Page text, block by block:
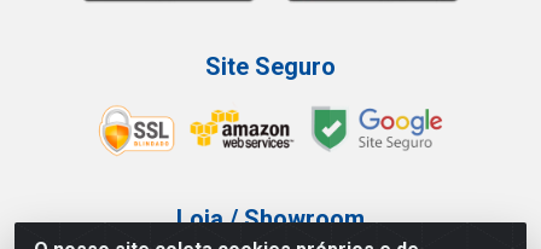
Site Seguro
Loja / Showroom